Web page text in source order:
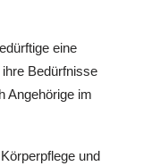
eine
Bedürfnisse
Angehörige im
und